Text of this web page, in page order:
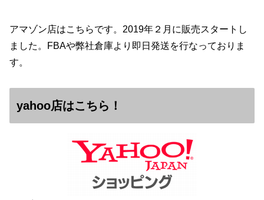
アマゾン店はこちらです。2019年２月に販売スタートし
ました。FBAや弊社倉庫より即日発送を行なっておりま
す。
yahoo店はこちら！